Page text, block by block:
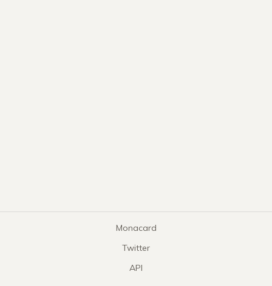
Monacard
Twitter
API